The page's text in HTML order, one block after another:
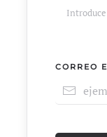
CORREO